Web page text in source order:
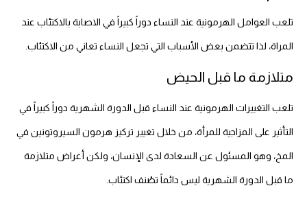
تلعب العوامل الهرمونية عند النساء دوراً كبيراً في الاصابة بالاكتئاب عند
المراة، لذا تتضمن بعض الأسباب التي تجعل النساء تعاني من الاكتئاب.
متلازمة ما قبل الحيض
تلعب التغييرات الهرمونية عند النساء قبل الدورة الشهرية دوراً كبيراً في
التأثير على المزاجية للمرأة، من خلال تغيير تركيز هرمون السيروتونين في
المخ، وهو المسئول عن السعادة لدى الإنسان، ولكن أعراض متلازمة
ما قبل الدورة الشهرية ليس دائماً تصُنف اكتئاب.